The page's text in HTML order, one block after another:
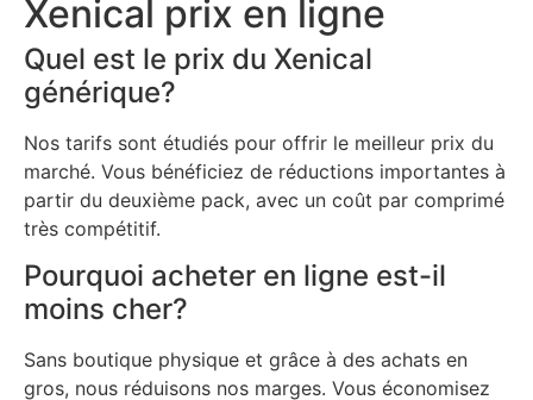
Xenical prix en ligne
Quel est le prix du Xenical
générique?
Nos tarifs sont étudiés pour offrir le meilleur prix du
marché. Vous bénéficiez de réductions importantes à
partir du deuxième pack, avec un coût par comprimé
très compétitif.
Pourquoi acheter en ligne est-il
moins cher?
Sans boutique physique et grâce à des achats en
gros, nous réduisons nos marges. Vous économisez